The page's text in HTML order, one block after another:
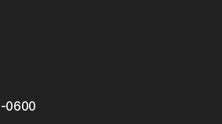
0600